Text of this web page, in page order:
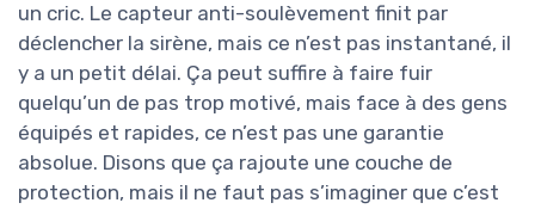
un cric. Le capteur anti-soulèvement finit par
déclencher la sirène, mais ce n’est pas instantané, il
y a un petit délai. Ça peut suffire à faire fuir
quelqu’un de pas trop motivé, mais face à des gens
équipés et rapides, ce n’est pas une garantie
absolue. Disons que ça rajoute une couche de
protection, mais il ne faut pas s’imaginer que c’est